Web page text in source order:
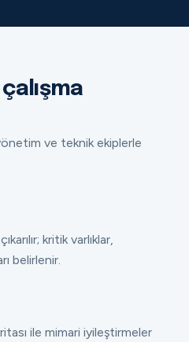
ve teknik ekiplerle
kritik varlıklar,
belirlenir.
ile mimari iyileştirmeler